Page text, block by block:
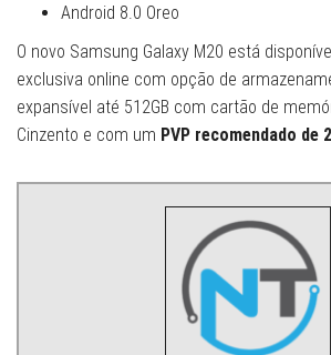
Android 8.0 Oreo
O novo Samsung Galaxy M20 está
exclusiva online com opção de
expansível até 512GB com cartão de
Cinzento e com um PVP recomendado de